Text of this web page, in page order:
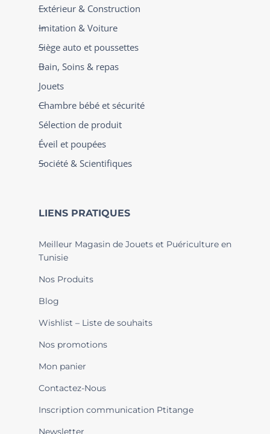
Extérieur & Construction
Imitation & Voiture
Siège auto et poussettes
Bain, Soins & repas
Jouets
Chambre bébé et sécurité
Sélection de produit
Éveil et poupées
Société & Scientifiques
LIENS PRATIQUES
Meilleur Magasin de Jouets et Puériculture en
Tunisie
Nos Produits
Blog
Wishlist – Liste de souhaits
Nos promotions
Mon panier
Contactez-Nous
Inscription communication Ptitange
Newsletter